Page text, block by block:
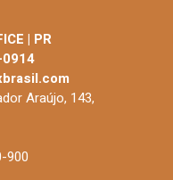
| PR
Araújo, 143,
900